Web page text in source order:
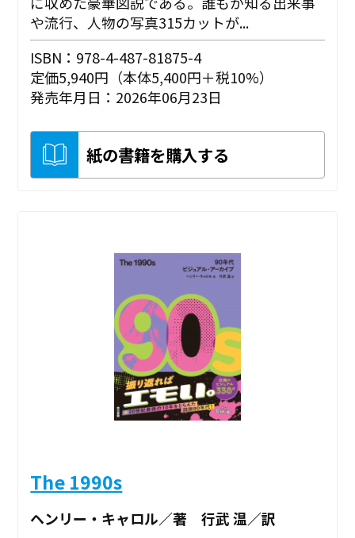
や流行、人物の写真315カットが...
ISBN：978-4-487-81875-4
定価5,940円（本体5,400円＋税10%）
発売年月日：2026年06月23日
紙の書籍を購入する
The 1990s
ヘンリー・キャロル／著 行武 温／訳